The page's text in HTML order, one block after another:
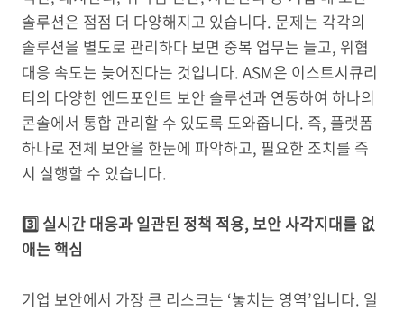
솔루션은 점점 더 다양해지고 있습니다. 문제는 각각의
솔루션을 별도로 관리하다 보면 중복 업무는 늘고, 위협
대응 속도는 늦어진다는 것입니다. ASM은 이스트시큐리
티의 다양한 엔드포인트 보안 솔루션과 연동하여 하나의
콘솔에서 통합 관리할 수 있도록 도와줍니다. 즉, 플랫폼
하나로 전체 보안을 한눈에 파악하고, 필요한 조치를 즉
시 실행할 수 있습니다.
3️⃣ 실시간 대응과 일관된 정책 적용, 보안 사각지대를 없
애는 핵심
기업 보안에서 가장 큰 리스크는 ‘놓치는 영역’입니다. 일